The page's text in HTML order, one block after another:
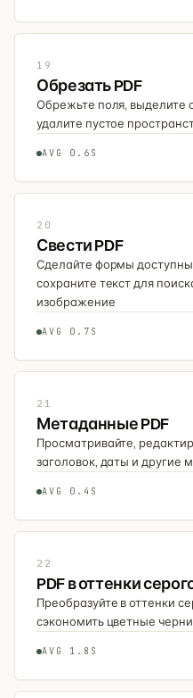
19
Обрезать PDF
Обрежьте поля, выделите
удалите пустое
AVG 0.6S
20
Свести PDF
Сделайте формы
сохраните текст для
изображение
AVG 0.7S
21
Метаданные PDF
Просматривайте,
заголовок, даты и другие
AVG 0.4S
22
PDF в оттенки
Преобразуйте в оттенки
сэкономить цветные
AVG 1.8S